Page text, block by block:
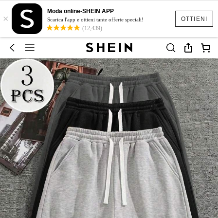
OTTIENI
×
Moda online-SHEIN APP
Scarica l'app e ottieni tante offerte speciali!
(12,439)